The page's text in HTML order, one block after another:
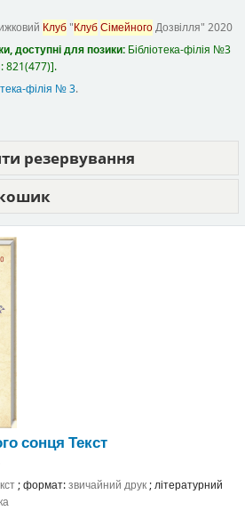
Клуб"КлубСімейногоДозвілля" 2020
доступні для позики: Бібліотека-філія №3
821(477) .
філія № 3.
резервування
сонця Текст
; формат:звичайний друк; літературний